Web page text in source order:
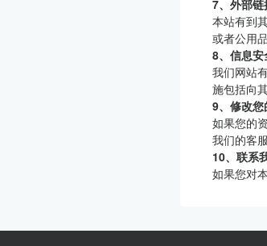
7、外部链
本站有到
或者公用
8、信息安
我们网站
施包括向
9、修改您
如果您的
我们的客
10、联系
如果您对